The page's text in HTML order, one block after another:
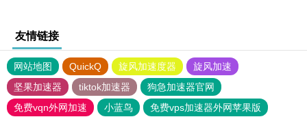
友情链接
网站地图 QuickQ 旋风加速度器
旋风加速
坚果加速器
tiktok加速器
狗急加速器官网
免费vqn外网加速
小蓝鸟
免费vps加速器外网苹果版